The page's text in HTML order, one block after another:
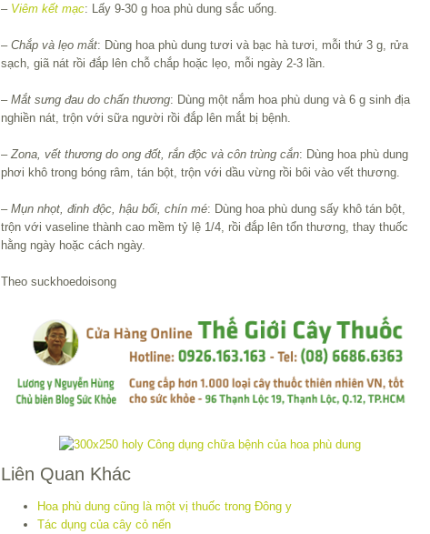
– Viêm kết mạc: Lấy 9-30 g hoa phù dung sắc uống.
– Chắp và lẹo mắt: Dùng hoa phù dung tươi và bạc hà tươi, mỗi thứ 3 g, rửa
sạch, giã nát rồi đắp lên chỗ chắp hoặc lẹo, mỗi ngày 2-3 lần.
– Mắt sưng đau do chấn thương: Dùng một nắm hoa phù dung và 6 g sinh địa
nghiền nát, trộn với sữa người rồi đắp lên mắt bị bệnh.
– Zona, vết thương do ong đốt, rắn độc và côn trùng cắn: Dùng hoa phù dung
phơi khô trong bóng râm, tán bột, trộn với dầu vừng rồi bôi vào vết thương.
– Mụn nhọt, đinh độc, hậu bối, chín mé: Dùng hoa phù dung sấy khô tán bột,
trộn với vaseline thành cao mềm tỷ lệ 1/4, rồi đắp lên tổn thương, thay thuốc
hằng ngày hoặc cách ngày.
Theo suckhoedoisong
Liên Quan Khác
Hoa phù dung cũng là một vị thuốc trong Đông y
Tác dụng của cây cỏ nến